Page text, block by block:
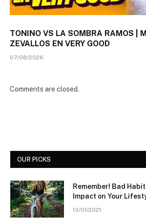
TONINO VS LA SOMBRA RAMOS |
ZEVALLOS EN VERY GOOD
07/08/2026
Comments are closed.
OUR PICKS
Remember! Bad
Impact on Your
13/01/2021